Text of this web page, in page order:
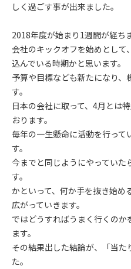
しく過ごす事が出来ました。
2018年度が始まり1週間が経ち
会社のキックオフを始めとして
込んでいる時期かと思います。
予算や目標なども新たになり
す。
日本の会社に取って、4月とは
おります。
毎年の一生懸命に活動を行って
す。
今までと同じようにやっていた
す。
かといって、何か手を抜き始め
広がっていきます。
ではどうすればうまく行くのか
ます。
その結果出した結論が、「当
た。